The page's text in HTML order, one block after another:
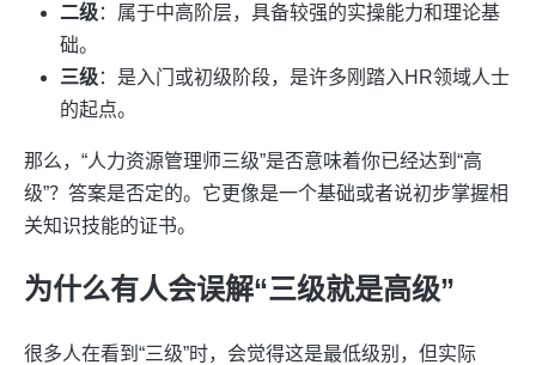
二级：属于中高阶层，具备较强的实操能力和理论基
础。
三级：是入门或初级阶段，是许多刚踏入HR领域人士
的起点。
那么，“人力资源管理师三级”是否意味着你已经达到“高
级”？答案是否定的。它更像是一个基础或者说初步掌握相
关知识技能的证书。
为什么有人会误解“三级就是高级”
很多人在看到“三级”时，会觉得这是最低级别，但实际